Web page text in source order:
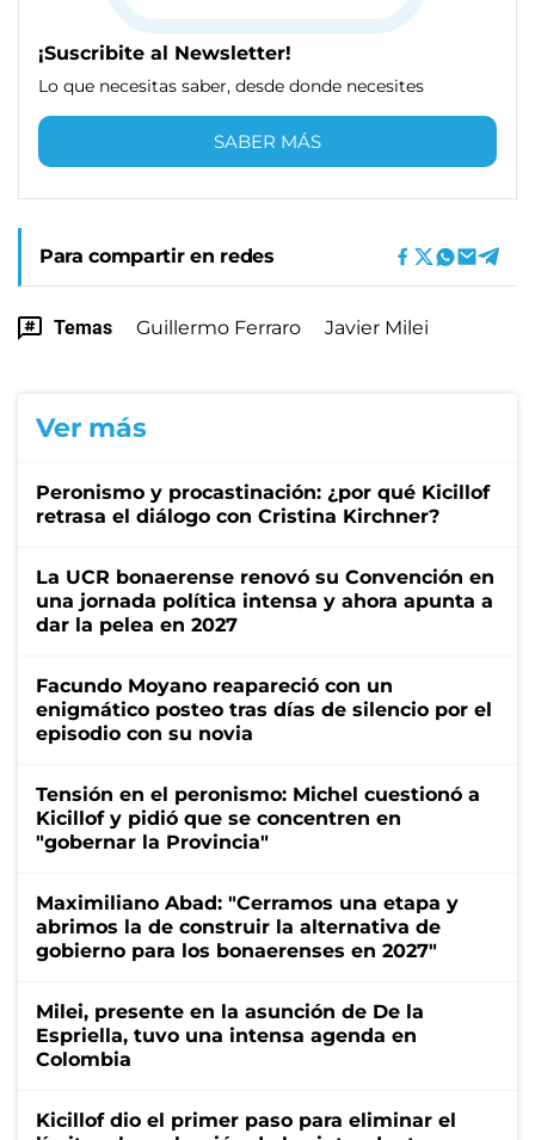
¡Suscribite al Newsletter!
Lo que necesitas saber, desde donde necesites
SABER MÁS
Para compartir en redes
Temas Guillermo Ferraro Javier Milei
Ver más
Peronismo y procastinación: ¿por qué Kicillof
retrasa el diálogo con Cristina Kirchner?
La UCR bonaerense renovó su Convención en
una jornada política intensa y ahora apunta a
dar la pelea en 2027
Facundo Moyano reapareció con un
enigmático posteo tras días de silencio por el
episodio con su novia
Tensión en el peronismo: Michel cuestionó a
Kicillof y pidió que se concentren en
"gobernar la Provincia"
Maximiliano Abad: "Cerramos una etapa y
abrimos la de construir la alternativa de
gobierno para los bonaerenses en 2027"
Milei, presente en la asunción de De la
Espriella, tuvo una intensa agenda en
Colombia
Kicillof dio el primer paso para eliminar el